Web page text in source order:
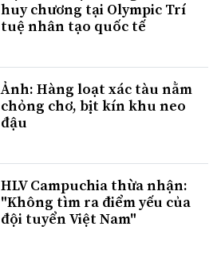
huy chương tại Olympic Trí
tuệ nhân tạo quốc tế
Ảnh: Hàng loạt xác tàu nằm
chỏng chơ, bịt kín khu neo
đậu
HLV Campuchia thừa nhận:
"Không tìm ra điểm yếu của
đội tuyển Việt Nam"